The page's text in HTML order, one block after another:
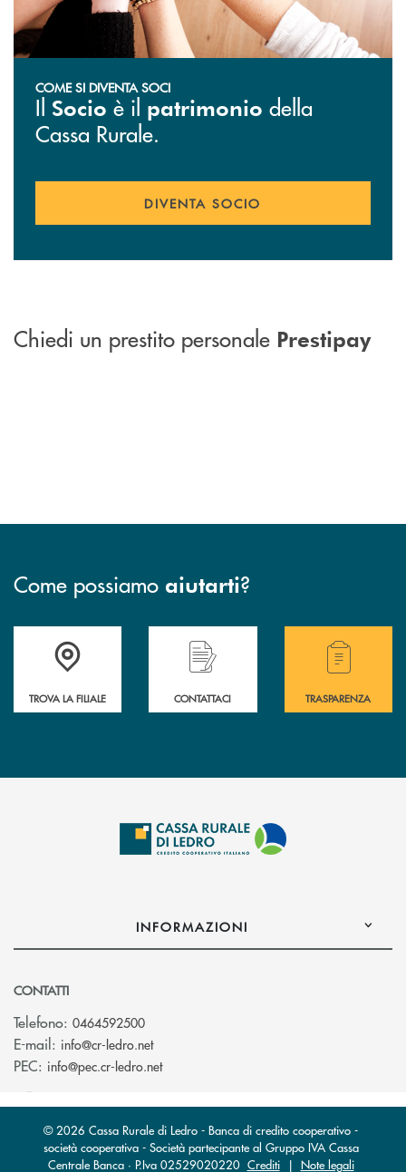
COME SI DIVENTA SOCI
Il Socio è il patrimonio della
Cassa Rurale.
DIVENTA SOCIO
Chiedi un prestito personale Prestipay
Come possiamo aiutarti?
Accedi all' elenco completo delle filiali .
TROVA LA FILIALE
Hai bisogno di assistenza immediata?
CONTATTACI
Hai bisogno di
TRASPARENZA
INFORMAZIONI
CONTATTI
Telefono: 0464592500
E-mail: info@cr-ledro.net(si apre l’app di posta elettronica)
PEC: info@pec.cr-ledro.net(si apre l’app di posta elettronica)
© 2026 Cassa Rurale di Ledro - Banca di credito cooperativo -
società cooperativa - Società partecipante al Gruppo IVA Cassa
Centrale Banca · P.Iva 02529020220 Crediti| Note legali